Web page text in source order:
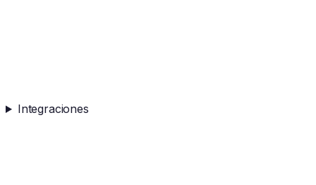
Integraciones